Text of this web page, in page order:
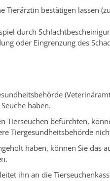
Tierärztin bestätigen lassen
durch
oder Eingrenzung des
haben.
Tierseuchen befürchten,
Tiergesundheitsbehörde
haben, können Sie das
ihn an die